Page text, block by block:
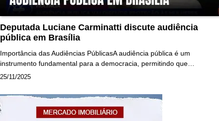
Deputada Luciane Carminatti discute audiência
pública em Brasília
Importância das Audiências PúblicasA audiência pública é um
instrumento fundamental para a democracia, permitindo que…
25/11/2025